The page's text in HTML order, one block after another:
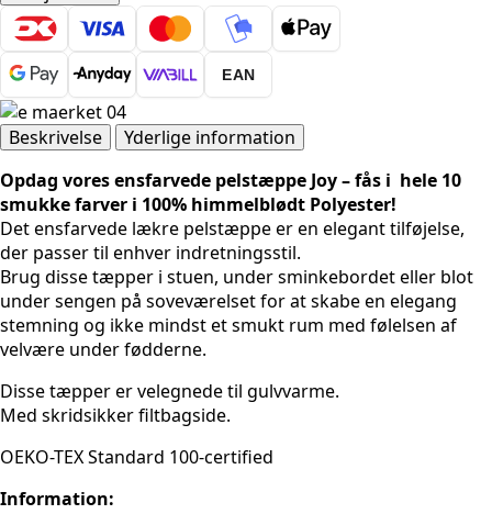
-
Joy
1400
Cream
antal
EAN
Beskrivelse
Yderlige information
Opdag vores ensfarvede pelstæppe Joy – fås i hele 10
smukke farver i 100% himmelblødt Polyester!
Det ensfarvede lækre pelstæppe er en elegant tilføjelse,
der passer til enhver indretningsstil.
Brug disse tæpper i stuen, under sminkebordet eller blot
under sengen på soveværelset for at skabe en elegang
stemning og ikke mindst et smukt rum med følelsen af
velvære under fødderne.
Disse tæpper er velegnede til gulvvarme.
Med skridsikker filtbagside.
OEKO-TEX Standard 100-certified
Information: